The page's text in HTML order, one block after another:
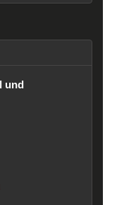
und